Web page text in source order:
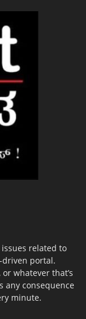
related to
driven portal.
whatever that’s
any consequence
minute.